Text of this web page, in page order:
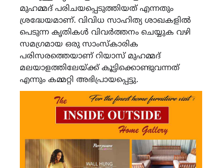
മുഹമ്മദ് പരിചയപ്പെടുത്തിയത് എന്നതും
ശ്രദ്ധേയമാണ്. വിവിധ സാഹിത്യ ശാഖകളിൽ
പെടുന്ന കൃതികൾ വിവർത്തനം ചെയ്യുക വഴി
സമഗ്രമായ ഒരു സാംസ്കാരിക
പരിസരത്തെയാണ് റിയാസ് മുഹമ്മദ്
മലയാളത്തിലേയ്ക്ക് കൂട്ടിക്കൊണ്ടുവന്നത്
എന്നും കമ്മറ്റി അഭിപ്രായപ്പെട്ടു.